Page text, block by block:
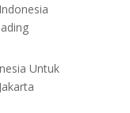
Untuk